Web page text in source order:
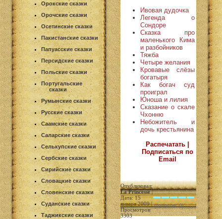
Орокские сказки
Орочские сказки
Осетинские сказки
Пакистанские сказки
Папуасские сказки
Персидские сказки
Польские сказки
Португальские
сказки
Румынские сказки
Русские сказки
Саамские сказки
Саларские сказки
Селькупские сказки
Сербские сказки
Сирийские сказки
Словацкие сказки
Словенские сказки
Суданские сказки
Таджикские сказки
Ивовая дудочка
Легенда о
Сондоре
Сказка про
маленького Кима
и разбойников
Тяжба
Четыре желания
Кровавые слёзы
богатыря
Как богач суд
проиграл
Юноша и лилия
Сказание о скале
Чхонню
Небожитель и
дочь крестьянина
Распечатать |
Подписаться по
Email
Опубликовал:
La Princesse|
Дата: 15
января 2009 |
Просмотров:
3303
(голосов: 0)